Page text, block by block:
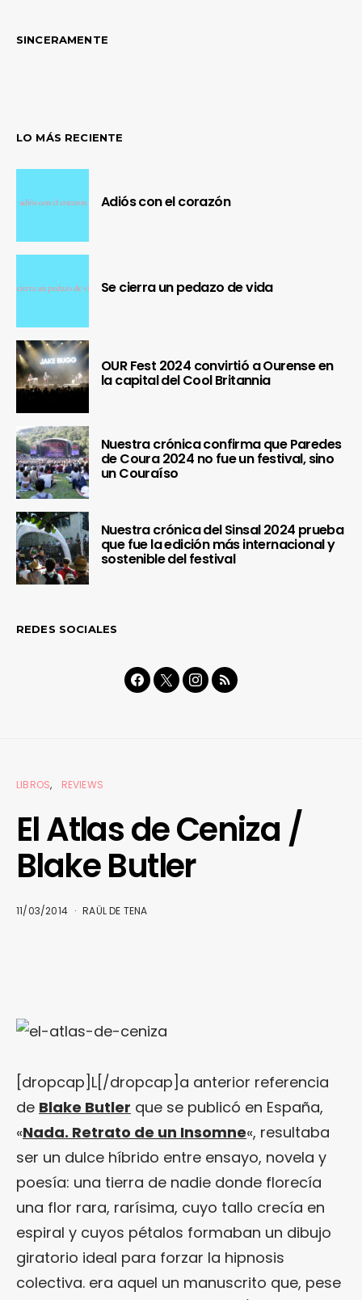
SINCERAMENTE
LO MÁS RECIENTE
Adiós con el corazón
Se cierra un pedazo de vida
OUR Fest 2024 convirtió a Ourense en
la capital del Cool Britannia
Nuestra crónica confirma que Paredes
de Coura 2024 no fue un festival, sino
un Couraíso
Nuestra crónica del Sinsal 2024 prueba
que fue la edición más internacional y
sostenible del festival
REDES SOCIALES
LIBROS REVIEWS
El Atlas de Ceniza /
Blake Butler
11/03/2014 RAÜL DE TENA
[dropcap]L[/dropcap]a anterior referencia
de Blake Butler que se publicó en España,
«Nada. Retrato de un Insomne«, resultaba
ser un dulce híbrido entre ensayo, novela y
poesía: una tierra de nadie donde florecía
una flor rara, rarísima, cuyo tallo crecía en
espiral y cuyos pétalos formaban un dibujo
giratorio ideal para forzar la hipnosis
colectiva. era aquel un manuscrito que, pese